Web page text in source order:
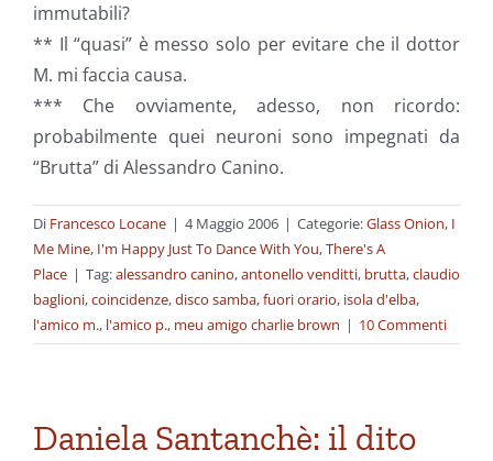
immutabili?
** Il “quasi” è messo solo per evitare che il dottor
M. mi faccia causa.
*** Che ovviamente, adesso, non ricordo:
probabilmente quei neuroni sono impegnati da
“Brutta” di Alessandro Canino.
Di Francesco Locane | 4 Maggio 2006 | Categorie:Glass Onion, I
Me Mine, I'm Happy Just To Dance With You,There's A
Place | Tag:alessandro canino,antonello venditti, brutta,claudio
baglioni,coincidenze,disco samba,fuori orario, isola d'elba,
l'amico m., l'amico p., meu amigo charlie brown | 10 Commenti
Daniela Santanchè: il dito